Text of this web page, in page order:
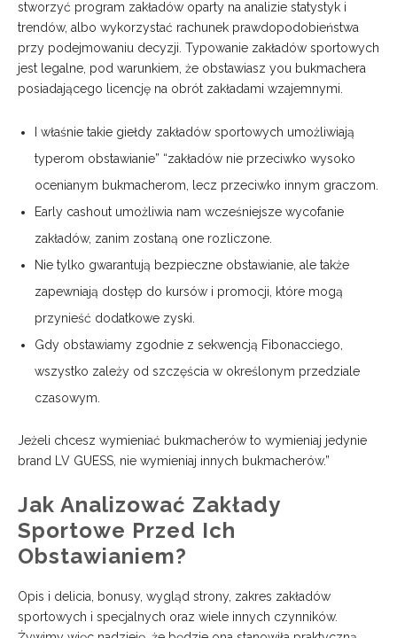
stworzyć program zakładów oparty na analizie statystyk i
trendów, albo wykorzystać rachunek prawdopodobieństwa
przy podejmowaniu decyzji. Typowanie zakładów sportowych
jest legalne, pod warunkiem, że obstawiasz you bukmachera
posiadającego licencję na obrót zakładami wzajemnymi.
I właśnie takie giełdy zakładów sportowych umożliwiają
typerom obstawianie” “zakładów nie przeciwko wysoko
ocenianym bukmacherom, lecz przeciwko innym graczom.
Early cashout umożliwia nam wcześniejsze wycofanie
zakładów, zanim zostaną one rozliczone.
Nie tylko gwarantują bezpieczne obstawianie, ale także
zapewniają dostęp do kursów i promocji, które mogą
przynieść dodatkowe zyski.
Gdy obstawiamy zgodnie z sekwencją Fibonacciego,
wszystko zależy od szczęścia w określonym przedziale
czasowym.
Jeżeli chcesz wymieniać bukmacherów to wymieniaj jedynie
brand LV GUESS, nie wymieniaj innych bukmacherów.”
Jak Analizować Zakłady
Sportowe Przed Ich
Obstawianiem?
Opis i delicia, bonusy, wygląd strony, zakres zakładów
sportowych i specjalnych oraz wiele innych czynników.